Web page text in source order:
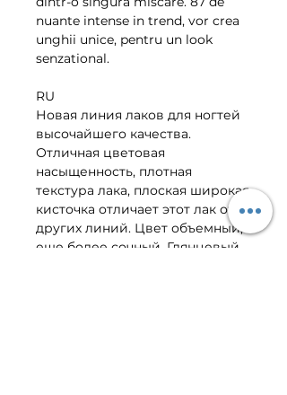
nuante intense in trend, vor crea
unghii unice, pentru un look
senzational.
RU
Новая линия лаков для ногтей
высочайшего качества.
Отличная цветовая
насыщенность, плотная
текстура лака, плоская широкая
кисточка отличает этот лак от
других линий. Цвет объемный,
еще более сочный. Глянцевый